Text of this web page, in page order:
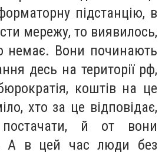
підстанцію, в
мережу, то виявилось,
немає. Вони починають
десь на території рф,
коштів на це
хто за це відповідає,
й от вони
А в цей час люди без